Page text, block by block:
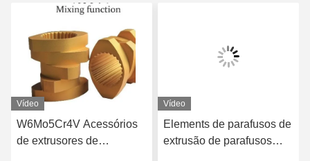
Vídeo
W6Mo5Cr4V Acessórios
de extrusores de
Vídeo
Elements de parafusos de
extrusão de parafusos